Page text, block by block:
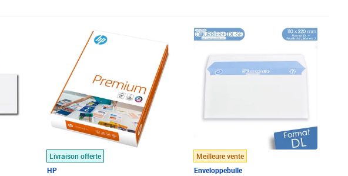
Livraison offerte
HP
Prix 19,66€
Meilleure vente
Enveloppebulle
Prix 8,20€